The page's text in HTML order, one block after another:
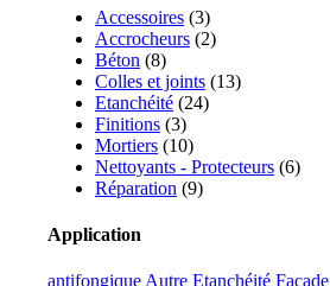
Accessoires (3)
Accrocheurs (2)
Béton (8)
Colles et joints (13)
Etanchéité (24)
Finitions (3)
Mortiers (10)
Nettoyants - Protecteurs (6)
Réparation (9)
Application
antifongique Autre Etanchéité Façade